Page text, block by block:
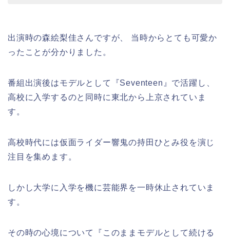
出演時の森絵梨佳さんですが、 当時からとても可愛か
ったことが分かりました。
番組出演後はモデルとして『Seventeen』で活躍し、
高校に入学するのと同時に東北から上京されていま
す。
高校時代には仮面ライダー響鬼の持田ひとみ役を演じ
注目を集めます。
しかし大学に入学を機に芸能界を一時休止されていま
す。
その時の心境について『このままモデルとして続ける